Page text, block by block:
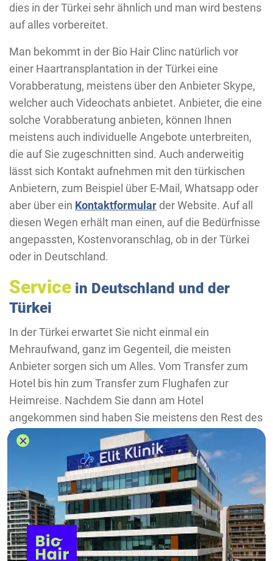
dies in der Türkei sehr ähnlich und man wird bestens
auf alles vorbereitet.
Man bekommt in der Bio Hair Clinc natürlich vor
einer Haartransplantation in der Türkei eine
Vorabberatung, meistens über den Anbieter Skype,
welcher auch Videochats anbietet. Anbieter, die eine
solche Vorabberatung anbieten, können Ihnen
meistens auch individuelle Angebote unterbreiten,
die auf Sie zugeschnitten sind. Auch anderweitig
lässt sich Kontakt aufnehmen mit den türkischen
Anbietern, zum Beispiel über E-Mail, Whatsapp oder
aber über ein Kontaktformular der Website. Auf all
diesen Wegen erhält man einen, auf die Bedürfnisse
angepassten, Kostenvoranschlag, ob in der Türkei
oder in Deutschland.
Service in Deutschland und der
Türkei
In der Türkei erwartet Sie nicht einmal ein
Mehraufwand, ganz im Gegenteil, die meisten
Anbieter sorgen sich um Alles. Vom Transfer zum
Hotel bis hin zum Transfer zum Flughafen zur
Heimreise. Nachdem Sie dann am Hotel
angekommen sind haben Sie meistens den Rest des
Tages, um die Umgebung zu erkunden und sich
daran zu gewöhnen.
Am Tag darauf findet die Vorbehandlung statt, wo
ein Spezialist ein Gespräch mit Ihnen führt, die
Operation erklärt und meistens ein Bluttest
stattfindet, um sie auf Krankheiten zu untersuchen,
denn wir behandeln leider keine Patienten, die an